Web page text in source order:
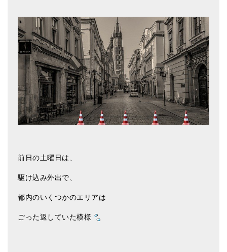
チベット・シンギングボウル
新・鍛造スペシャル
マンダラ彫（黒・渋金）
人気の3点セット
お得なアマナマナ・セット
プレミアム・ティンシャ（L・M）
ベーシック・ティンシャ（4種）
前日の土曜日は、
駆け込み外出で、
都内のいくつかのエリアは
ごった返していた模様